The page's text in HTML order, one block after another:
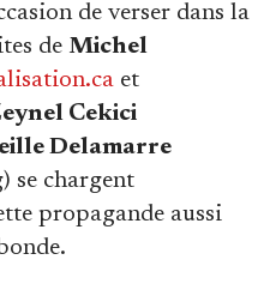
de verser dans la
de Michel
et
Cekici
Delamarre
se chargent
propagande aussi